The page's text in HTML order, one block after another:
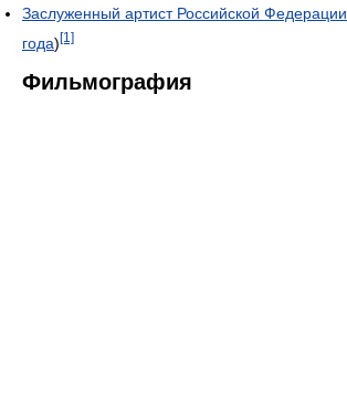
Заслуженный артист Российской Федерации
года)[1]
Фильмография